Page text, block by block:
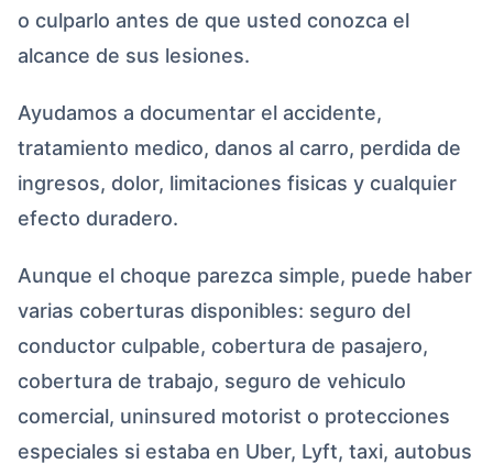
o culparlo antes de que usted conozca el
alcance de sus lesiones.
Ayudamos a documentar el accidente,
tratamiento medico, danos al carro, perdida de
ingresos, dolor, limitaciones fisicas y cualquier
efecto duradero.
Aunque el choque parezca simple, puede haber
varias coberturas disponibles: seguro del
conductor culpable, cobertura de pasajero,
cobertura de trabajo, seguro de vehiculo
comercial, uninsured motorist o protecciones
especiales si estaba en Uber, Lyft, taxi, autobus